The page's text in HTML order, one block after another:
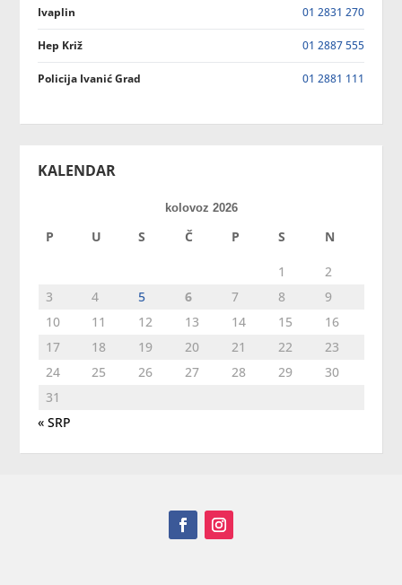
Ivaplin 01 2831 270
Hep Križ 01 2887 555
Policija Ivanić Grad 01 2881 111
KALENDAR
kolovoz 2026
P U S Č P S N
1
2
3
4 5 6 7 8
9
10
11 12 13 14 15
16
17
18 19 20 21 22
23
24
25 26 27 28 29
30
31
« SRP